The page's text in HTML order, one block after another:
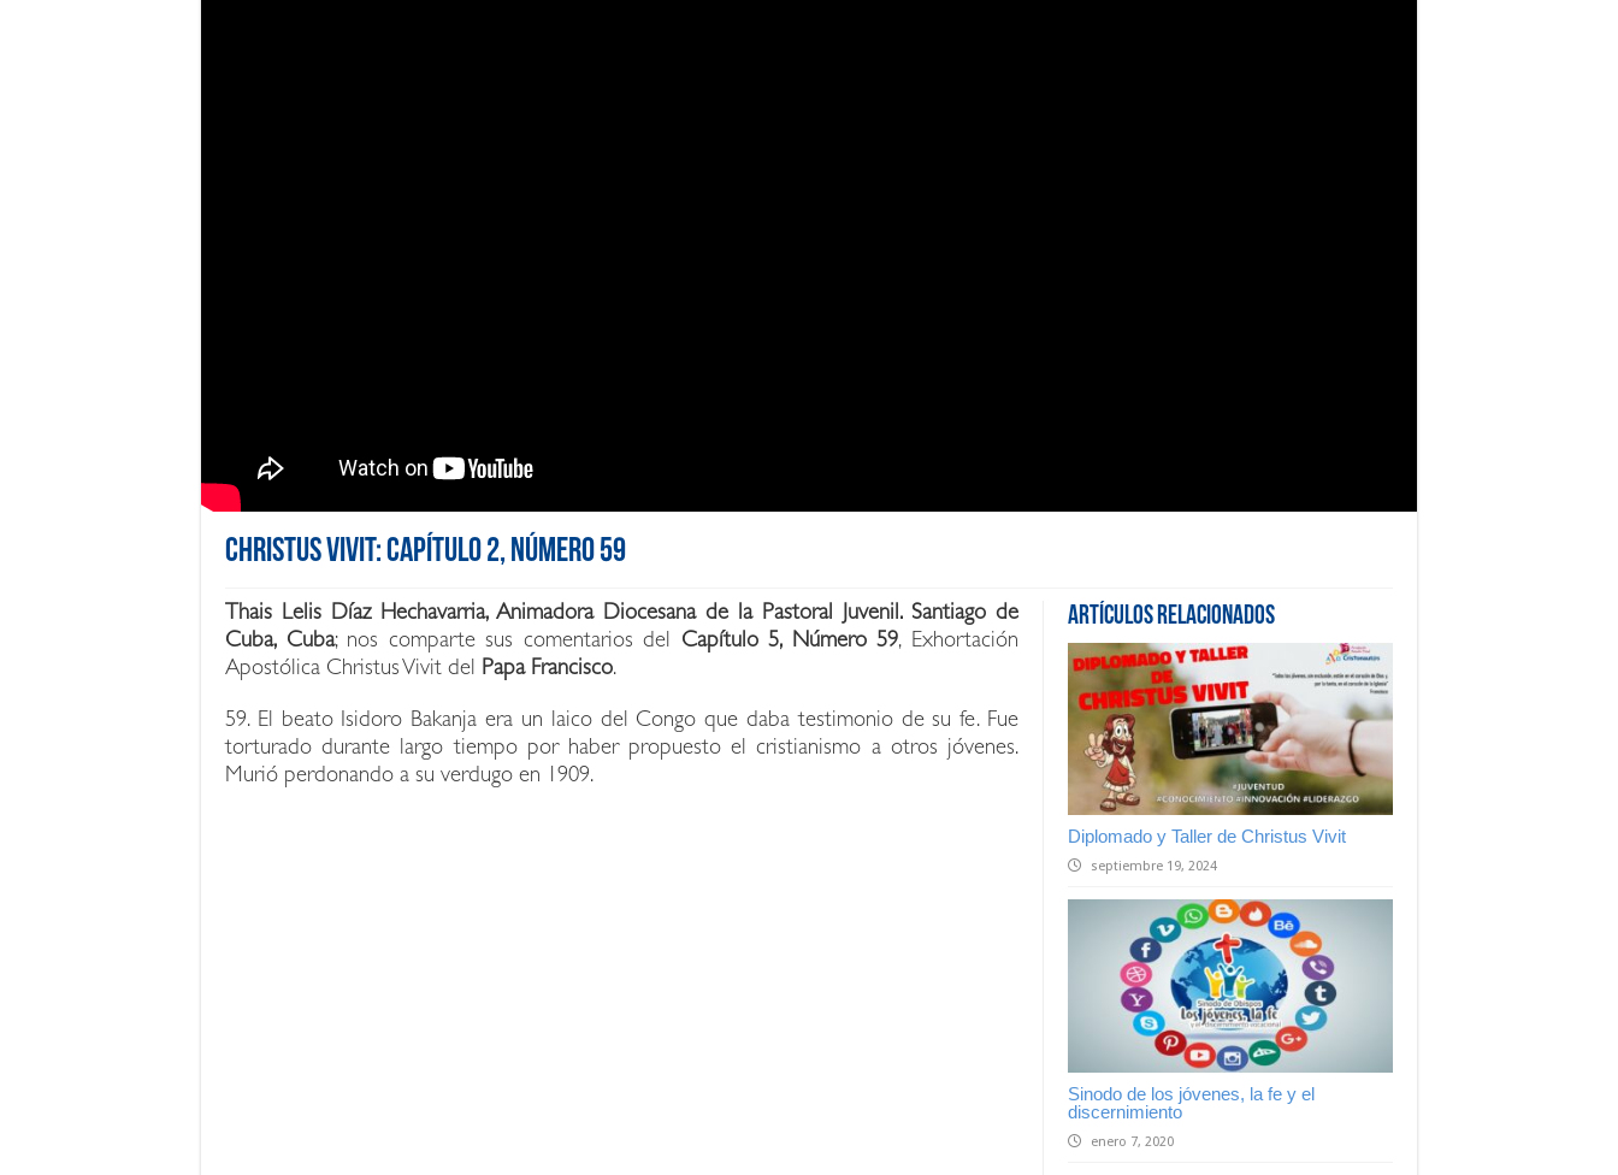
Christus Vivit: Capítulo 2, Número 59
Artículos Relacionados
Diplomado y Taller de Christus Vivit
septiembre 19, 2024
Sinodo de los jóvenes, la fe y el
discernimiento
enero 7, 2020
Thais Lelis Díaz Hechavarria, Animadora Diocesana de la Pastoral Juvenil. Santiago de
Cuba, Cuba; nos comparte sus comentarios del Capítulo 5, Número 59, Exhortación
Apostólica Christus Vivit del Papa Francisco.
59. El beato Isidoro Bakanja era un laico del Congo que daba testimonio de su fe. Fue
torturado durante largo tiempo por haber propuesto el cristianismo a otros jóvenes.
Murió perdonando a su verdugo en 1909.